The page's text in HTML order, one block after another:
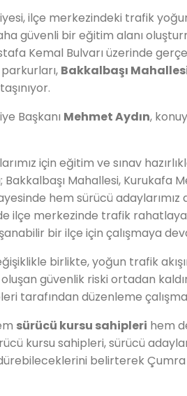
ilçe merkezindeki trafik
güvenli bir eğitim alanı
Kemal Bulvarı üzerinde
parkurları, Bakkalbaşı
taşınıyor.
Başkanı Mehmet Aydın,
için eğitim ve sınav
Mahallesi, Kurukafa
hem sürücü
ilçe merkezinde trafik
bir ilçe için çalışmaya
birlikte, yoğun trafik
oluşan güvenlik riski ortadan
tarafından düzenleme
sürücü kursu sahipleri hem
kursu sahipleri, sürücü
belirterek Çumra